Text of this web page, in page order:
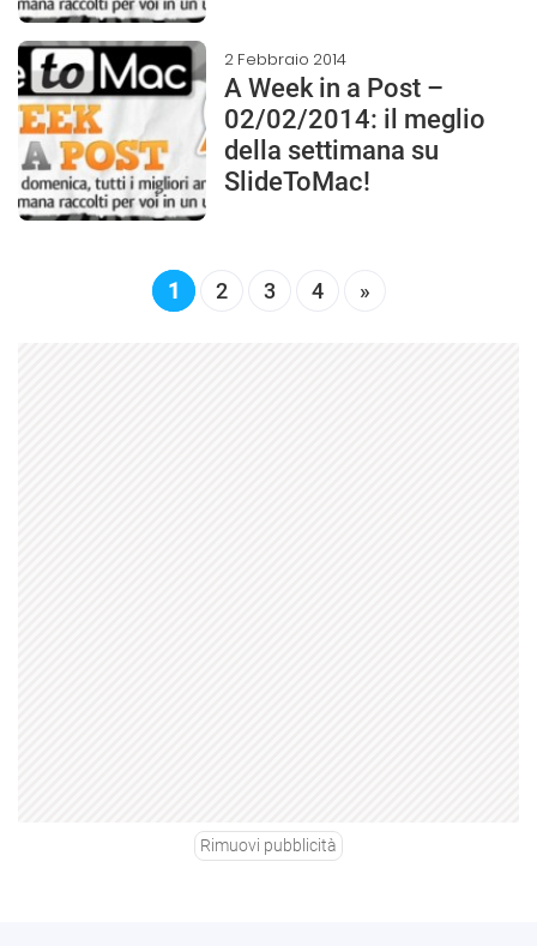
2 Febbraio 2014
A Week in a Post –
02/02/2014: il meglio
della settimana su
SlideToMac!
1 2 3 4 »
Rimuovi pubblicità